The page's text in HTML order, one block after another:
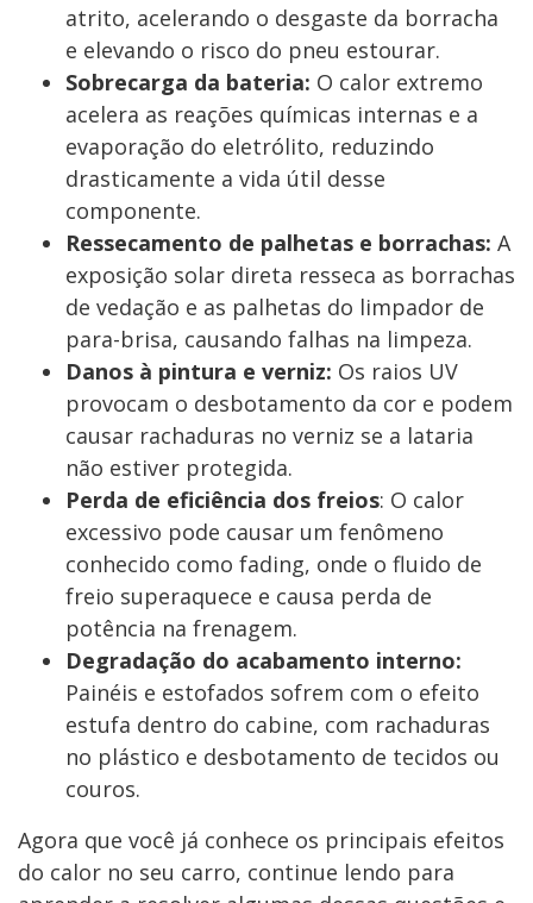
atrito, acelerando o desgaste da borracha
e elevando o risco do pneu estourar.
Sobrecarga da bateria: O calor extremo
acelera as reações químicas internas e a
evaporação do eletrólito, reduzindo
drasticamente a vida útil desse
componente.
Ressecamento de palhetas e borrachas: A
exposição solar direta resseca as borrachas
de vedação e as palhetas do limpador de
para-brisa, causando falhas na limpeza.
Danos à pintura e verniz: Os raios UV
provocam o desbotamento da cor e podem
causar rachaduras no verniz se a lataria
não estiver protegida.
Perda de eficiência dos freios: O calor
excessivo pode causar um fenômeno
conhecido como fading, onde o fluido de
freio superaquece e causa perda de
potência na frenagem.
Degradação do acabamento interno:
Painéis e estofados sofrem com o efeito
estufa dentro do cabine, com rachaduras
no plástico e desbotamento de tecidos ou
couros.
Agora que você já conhece os principais efeitos
do calor no seu carro, continue lendo para